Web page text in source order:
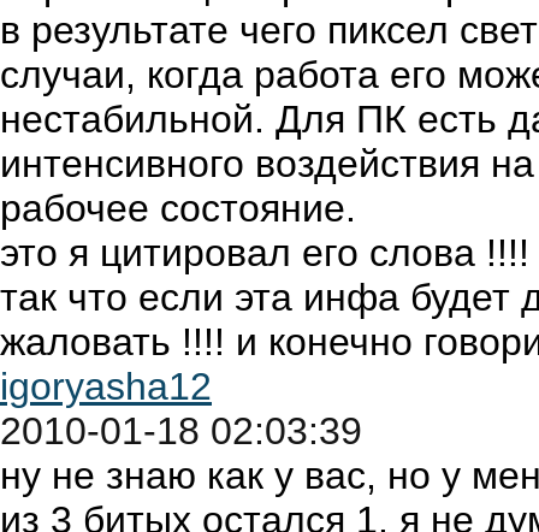
в результате чего пиксел
случаи, когда работа его
нестабильной. Для ПК есть
интенсивного воздействия
рабочее состояние.
это я цитировал его слова !!!!
так что если эта инфа будет
жаловать !!!! и конечно
igoryasha12
2010-01-18 02:03:39
ну не знаю как у вас, но у
из 3 битых остался 1. я не